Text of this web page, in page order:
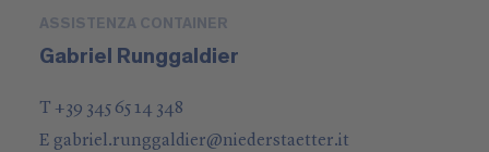
ASSISTENZA CONTAINER
Gabriel Runggaldier
T +39 345 65 14 348
E gabriel.runggaldier@niederstaetter.it